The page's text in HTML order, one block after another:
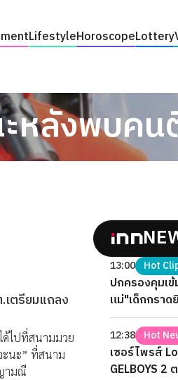
LifestyleHoroscopeLottery
หลังพบคน
ตรียมแถลง
ด้ไปที่สนามมวย
ะนะ” ที่สนาม
ามณี
13:00 Hot
ปกครองคุมเ
แม่"เด็กกราด
12:38 Hot
เซอร์ไพรส์
GELBOYS 2